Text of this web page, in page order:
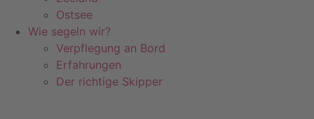
Ostsee
Wie segeln wir?
Verpflegung an Bord
Erfahrungen
Der richtige Skipper